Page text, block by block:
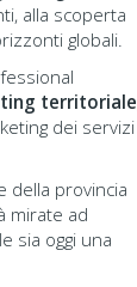
alla scoperta
globali.
territoriale
dei servizi
della provincia
mirate ad
sia oggi una